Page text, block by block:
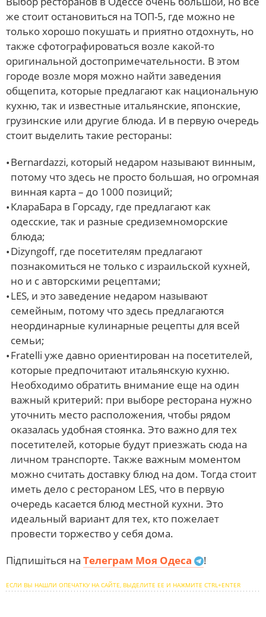
же стоит остановиться на ТОП-5, где можно не
только хорошо покушать и приятно отдохнуть, но
также сфотографироваться возле какой-то
оригинальной достопримечательности. В этом
городе возле моря можно найти заведения
общепита, которые предлагают как национальную
кухню, так и известные итальянские, японские,
грузинские или другие блюда. И в первую очередь
стоит выделить такие рестораны:
Bernardazzi, который недаром называют винным,
потому что здесь не просто большая, но огромная
винная карта – до 1000 позиций;
КлараБара в Горсаду, где предлагают как
одесские, так и разные средиземноморские
блюда;
Dizyngoff, где посетителям предлагают
познакомиться не только с израильской кухней,
но и с авторскими рецептами;
LES, и это заведение недаром называют
семейным, потому что здесь предлагаются
неординарные кулинарные рецепты для всей
семьи;
Fratelli уже давно ориентирован на посетителей,
которые предпочитают итальянскую кухню.
Необходимо обратить внимание еще на один
важный критерий: при выборе ресторана нужно
уточнить место расположения, чтобы рядом
оказалась удобная стоянка. Это важно для тех
посетителей, которые будут приезжать сюда на
личном транспорте. Также важным моментом
можно считать доставку блюд на дом. Тогда стоит
иметь дело с рестораном LES, что в первую
очередь касается блюд местной кухни. Это
идеальный вариант для тех, кто пожелает
провести торжество у себя дома.
Підпишіться на Телеграм Моя Одеса !
ЕСЛИ ВЫ НАШЛИ ОПЕЧАТКУ НА САЙТЕ, ВЫДЕЛИТЕ ЕЕ И НАЖМИТЕ CTRL+ENTER